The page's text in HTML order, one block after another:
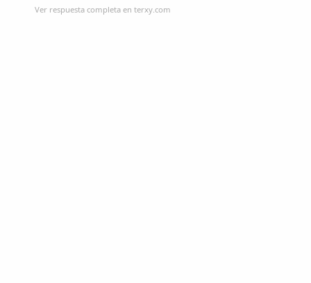
Ver respuesta completa en terxy.com